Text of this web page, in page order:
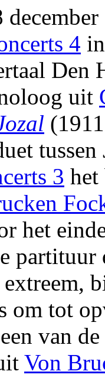
4
Den
uit
tussen
3 het
het
om tot
van
Von